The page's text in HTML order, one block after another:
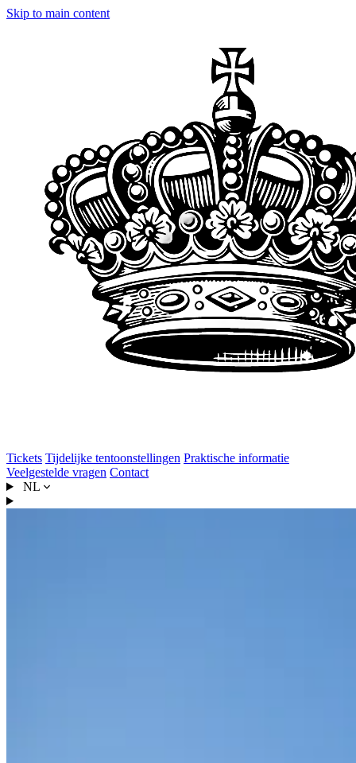
Skip to main content
Tickets Tijdelijke tentoonstellingen Praktische informatie
Veelgestelde vragen Contact
NL